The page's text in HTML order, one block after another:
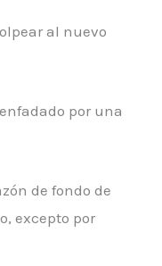
al nuevo
por una
de fondo de
excepto por